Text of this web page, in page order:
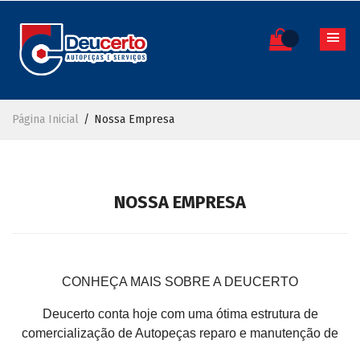
Página Inicial Nossa Empresa
NOSSA EMPRESA
CONHEÇA MAIS SOBRE A DEUCERTO
Deucerto conta hoje com uma ótima estrutura de
comercialização de Autopeças reparo e manutenção de